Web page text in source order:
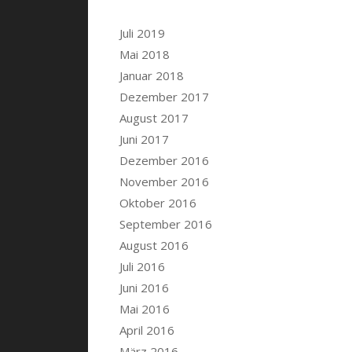
Juli 2019
Mai 2018
Januar 2018
Dezember 2017
August 2017
Juni 2017
Dezember 2016
November 2016
Oktober 2016
September 2016
August 2016
Juli 2016
Juni 2016
Mai 2016
April 2016